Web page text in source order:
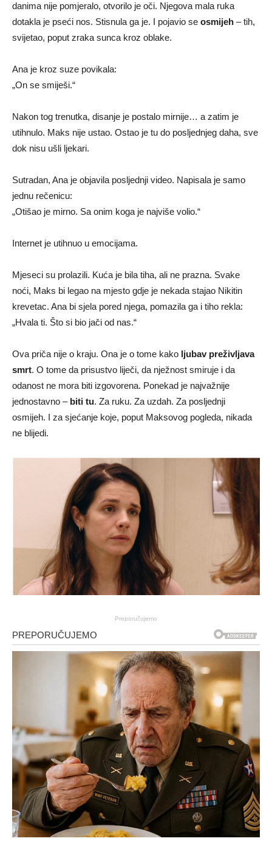
danima nije pomjeralo, otvorilo je oči. Njegova mala ruka
dotakla je pseći nos. Stisnula ga je. I pojavio se osmijeh – tih,
svijetao, poput zraka sunca kroz oblake.
Ana je kroz suze povikala:
„On se smiješi.“
Nakon tog trenutka, disanje je postalo mirnije… a zatim je
utihnulo. Maks nije ustao. Ostao je tu do posljednjeg daha, sve
dok nisu ušli ljekari.
Sutradan, Ana je objavila posljednji video. Napisala je samo
jednu rečenicu:
„Otišao je mirno. Sa onim koga je najviše volio.“
Internet je utihnuo u emocijama.
Mjeseci su prolazili. Kuća je bila tiha, ali ne prazna. Svake
noći, Maks bi legao na mjesto gdje je nekada stajao Nikitin
krevetac. Ana bi sjela pored njega, pomazila ga i tiho rekla:
„Hvala ti. Što si bio jači od nas.“
Ova priča nije o kraju. Ona je o tome kako ljubav preživljava
smrt. O tome da prisustvo liječi, da nježnost smiruje i da
odanost ne mora biti izgovorena. Ponekad je najvažnije
jednostavno – biti tu. Za ruku. Za uzdah. Za posljednji
osmijeh. I za sjećanje koje, poput Maksovog pogleda, nikada
ne blijedi.
Preporučujemo